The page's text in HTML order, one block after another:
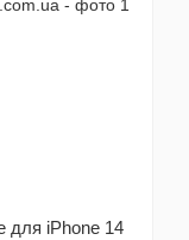
для iPhone 14